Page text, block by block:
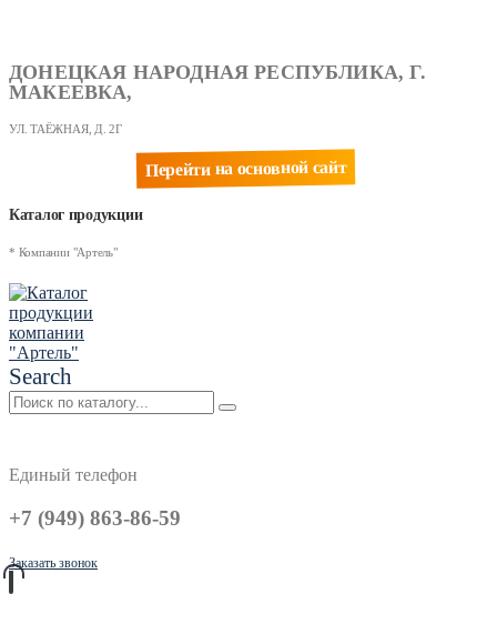
ДОНЕЦКАЯ НАРОДНАЯ РЕСПУБЛИКА, Г.
МАКЕЕВКА,
УЛ. ТАЁЖНАЯ, Д. 2Г
Перейти на основной сайт
Каталог продукции
* Компании "Артель"
Search
Единый телефон
+7 (949) 863-86-59
Заказать звонок